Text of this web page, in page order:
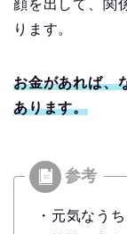
顔を出して、関
ります。
お金があれば、
あります。
・元気なう